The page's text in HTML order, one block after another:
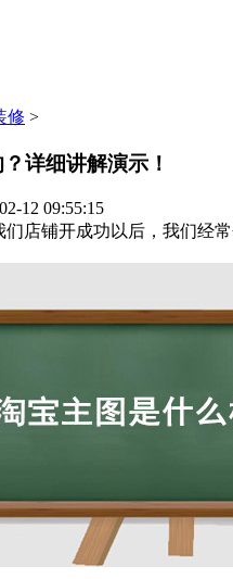
修 >
详细讲解演示！
12 09:55:15
店铺开成功以后，我们经